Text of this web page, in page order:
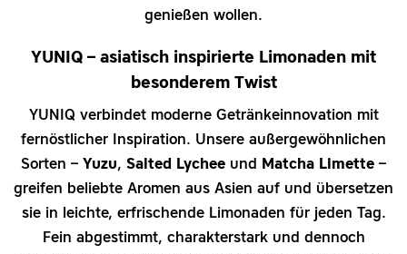
genießen wollen.
YUNIQ – asiatisch inspirierte Limonaden mit
besonderem Twist
YUNIQ verbindet moderne Getränkeinnovation mit
fernöstlicher Inspiration. Unsere außergewöhnlichen
Sorten – Yuzu, Salted Lychee und Matcha Limette –
greifen beliebte Aromen aus Asien auf und übersetzen
sie in leichte, erfrischende Limonaden für jeden Tag.
Fein abgestimmt, charakterstark und dennoch